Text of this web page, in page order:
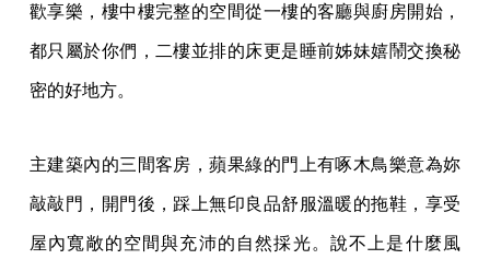
歡享樂，樓中樓完整的空間從一樓的客廳與廚房開始，
都只屬於你們，二樓並排的床更是睡前姊妹嬉鬧交換秘
密的好地方。
主建築內的三間客房，蘋果綠的門上有啄木鳥樂意為妳
敲敲門，開門後，踩上無印良品舒服溫暖的拖鞋，享受
屋內寬敞的空間與充沛的自然採光。說不上是什麼風